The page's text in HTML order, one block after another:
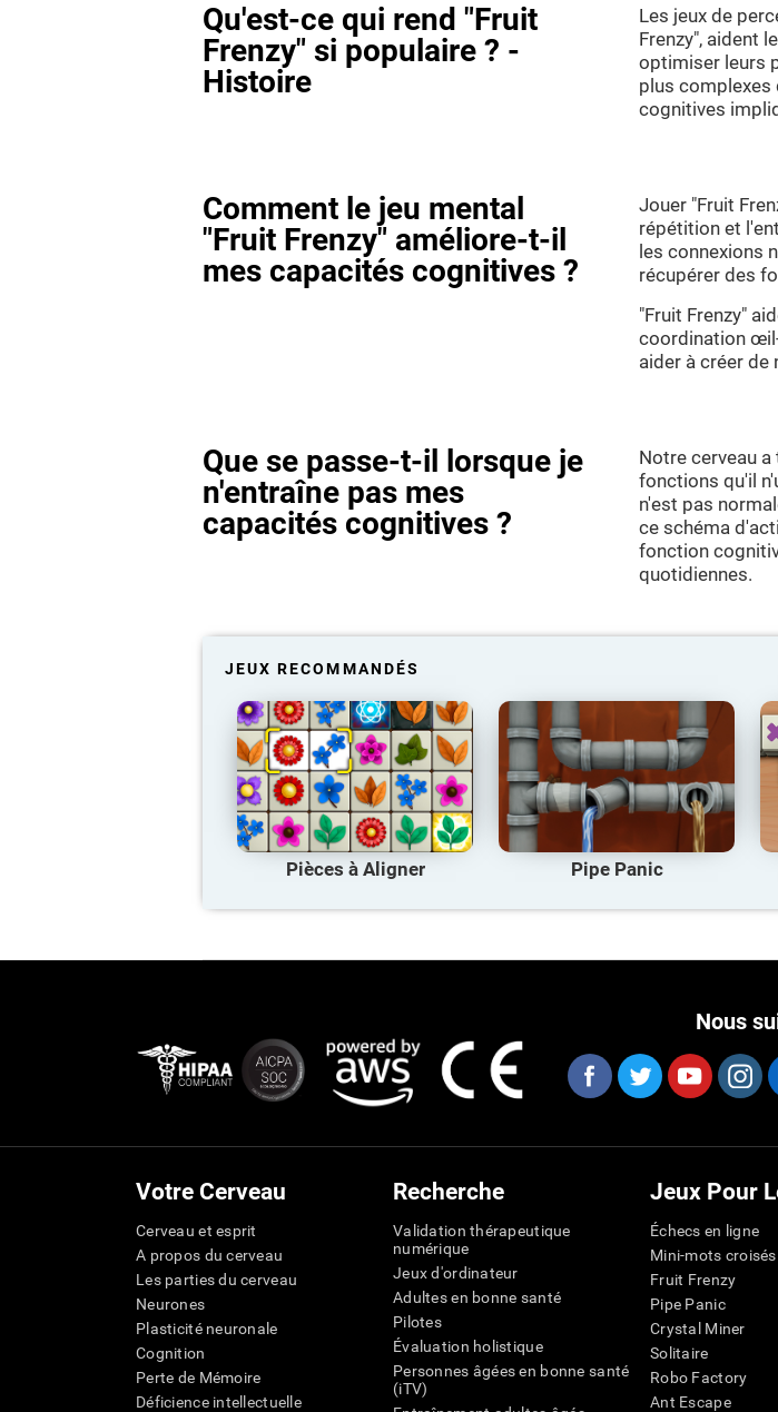
Qu'est-ce qui rend "Fruit
Frenzy" si populaire ? -
Histoire
Les jeux de
Frenzy", aident
optimiser leurs
plus complexes
cognitives
Comment le jeu mental
"Fruit Frenzy" améliore-t-il
mes capacités cognitives ?
Jouer "Fruit
répétition et
les connexions
récupérer des
"Fruit Frenzy"
coordination
aider à créer
Que se passe-t-il lorsque je
n'entraîne pas mes
capacités cognitives ?
Notre cerveau
fonctions qu'il
n'est pas
ce schéma
fonction
quotidiennes.
JEUX RECOMMANDÉS
Pièces à Aligner Pipe Panic
Nous
Votre Cerveau
Cerveau et esprit
A propos du cerveau
Les parties du cerveau
Neurones
Plasticité neuronale
Cognition
Perte de Mémoire
Déficience intellectuelle
Recherche
Validation thérapeutique
numérique
Jeux d'ordinateur
Adultes en bonne santé
Pilotes
Évaluation holistique
Personnes âgées en bonne santé
(iTV)
Jeux Pour
Échecs en ligne
Mini-mots croisés
Fruit Frenzy
Pipe Panic
Crystal Miner
Solitaire
Robo Factory
Ant Escape